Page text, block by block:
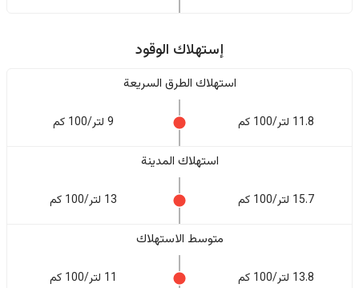
إستهلاك الوقود
استهلاك الطرق السريعة
11.8 لتر/100 كم 9 لتر/100 كم
استهلاك المدينة
15.7 لتر/100 كم 13 لتر/100 كم
متوسط الاستهلاك
13.8 لتر/100 كم 11 لتر/100 كم